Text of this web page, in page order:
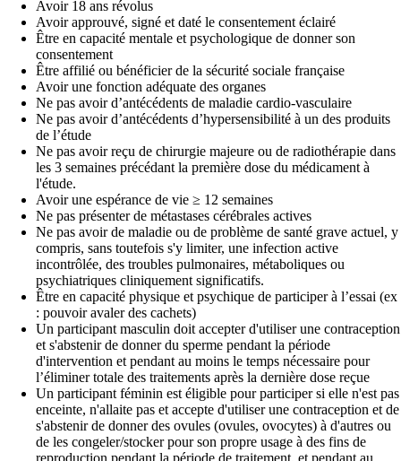
Avoir 18 ans révolus
Avoir approuvé, signé et daté le consentement éclairé
Être en capacité mentale et psychologique de donner son
consentement
Être affilié ou bénéficier de la sécurité sociale française
Avoir une fonction adéquate des organes
Ne pas avoir d’antécédents de maladie cardio-vasculaire
Ne pas avoir d’antécédents d’hypersensibilité à un des produits
de l’étude
Ne pas avoir reçu de chirurgie majeure ou de radiothérapie dans
les 3 semaines précédant la première dose du médicament à
l'étude.
Avoir une espérance de vie ≥ 12 semaines
Ne pas présenter de métastases cérébrales actives
Ne pas avoir de maladie ou de problème de santé grave actuel, y
compris, sans toutefois s'y limiter, une infection active
incontrôlée, des troubles pulmonaires, métaboliques ou
psychiatriques cliniquement significatifs.
Être en capacité physique et psychique de participer à l’essai (ex
: pouvoir avaler des cachets)
Un participant masculin doit accepter d'utiliser une contraception
et s'abstenir de donner du sperme pendant la période
d'intervention et pendant au moins le temps nécessaire pour
l’éliminer totale des traitements après la dernière dose reçue
Un participant féminin est éligible pour participer si elle n'est pas
enceinte, n'allaite pas et accepte d'utiliser une contraception et de
s'abstenir de donner des ovules (ovules, ovocytes) à d'autres ou
de les congeler/stocker pour son propre usage à des fins de